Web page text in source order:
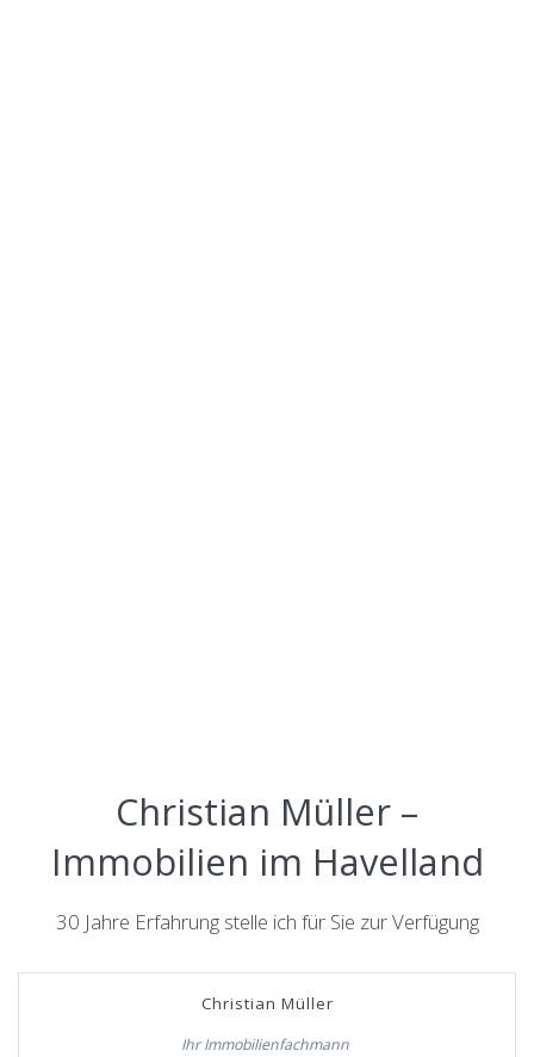
Christian Müller –
Immobilien im Havelland
30 Jahre Erfahrung stelle ich für Sie zur Verfügung
Christian Müller
Ihr Immobilienfachmann